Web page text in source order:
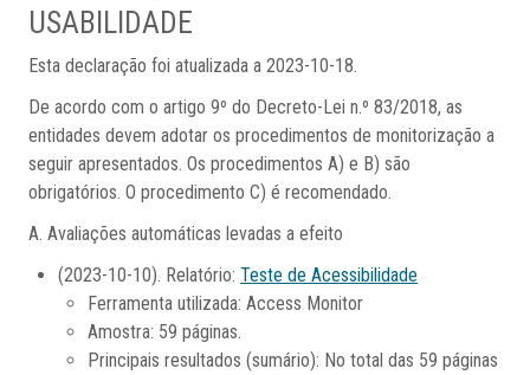
USABILIDADE
Esta declaração foi atualizada a 2023-10-18.
De acordo com o artigo 9º do Decreto-Lei n.º 83/2018, as
entidades devem adotar os procedimentos de monitorização a
seguir apresentados. Os procedimentos A) e B) são
obrigatórios. O procedimento C) é recomendado.
A. Avaliações automáticas levadas a efeito
(2023-10-10). Relatório:Teste de Acessibilidade
Ferramenta utilizada: Access Monitor
Amostra: 59 páginas.
Principais resultados (sumário): No total das 59 páginas